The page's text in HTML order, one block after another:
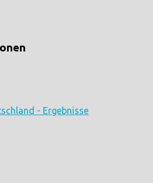
- Ergebnisse